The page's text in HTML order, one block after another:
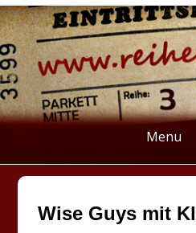
Skip
to
contentREIHEDREI
Berichte über Groß- und
Menu
Wise Guys mit